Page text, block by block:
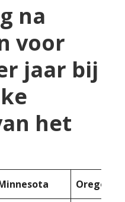
na
voor
jaar bij
het
Oregon